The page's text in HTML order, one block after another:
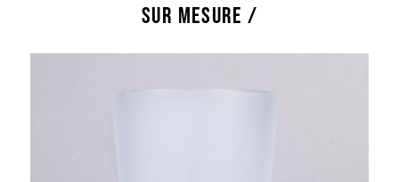
SUR MESURE /